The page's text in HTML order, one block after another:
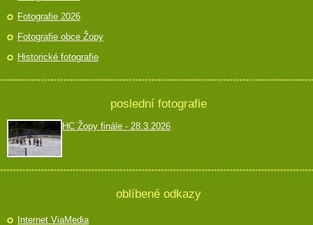
Fotografie 2026
Fotografie obce Žopy
Historické fotografie
poslední fotografie
HC Žopy finále - 28.3.2026
oblíbené odkazy
Internet ViaMedia